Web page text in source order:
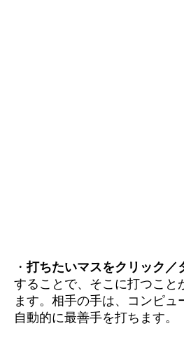
・打ちたいマスをクリック／
することで、そこに打つこと
ます。相手の手は、コンピュ
自動的に最善手を打ちます。